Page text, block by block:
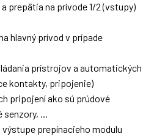
prepätia na prívode 1/2 (vstupy)
hlavný prívod v prípade
prístrojov a automatických
kontakty, pripojenie)
pripojení ako sú prúdové
...
prepínacieho modulu